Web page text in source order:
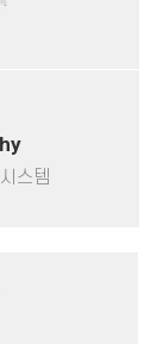
스템